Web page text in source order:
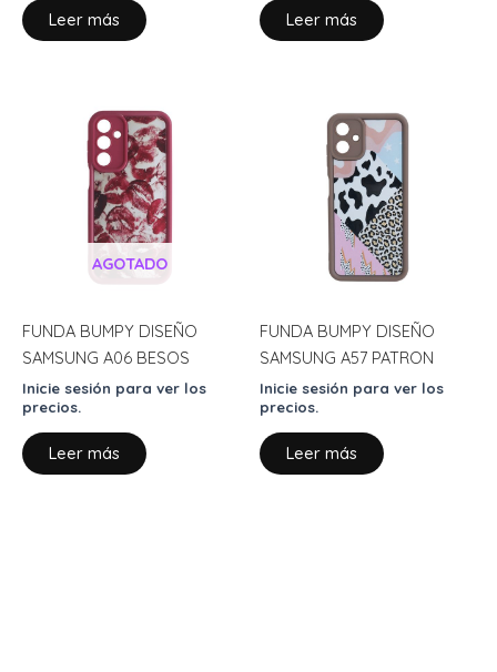
Leer más Leer más
AGOTADO
FUNDA BUMPY DISEÑO
SAMSUNG A06 BESOS
Inicie sesión para ver los
precios.
Leer más
FUNDA BUMPY DISEÑO
SAMSUNG A57 PATRON
Inicie sesión para ver los
precios.
Leer más